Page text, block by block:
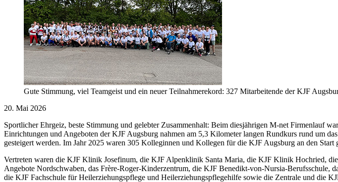
Gute Stimmung, viel Teamgeist und ein neuer Teilnahmerekord: 327 Mitarbeitende der KJF
20. Mai 2026
Sportlicher Ehrgeiz, beste Stimmung und gelebter Zusammenhalt: Beim diesjährigen M-net Firmenlauf
Einrichtungen und Angeboten der KJF Augsburg nahmen am 5,3 Kilometer langen Rundkurs rund um
gesteigert werden. Im Jahr 2025 waren 305 Kolleginnen und Kollegen für die KJF Augsburg an den Start
Vertreten waren die KJF Klinik Josefinum, die KJF Alpenklinik Santa Maria, die KJF Klinik Hochried,
Angebote Nordschwaben, das Frère-Roger-Kinderzentrum, die KJF Benedikt-von-Nursia-Berufsschule,
die KJF Fachschule für Heilerziehungspflege und Heilerziehungspflegehilfe sowie die Zentrale und die